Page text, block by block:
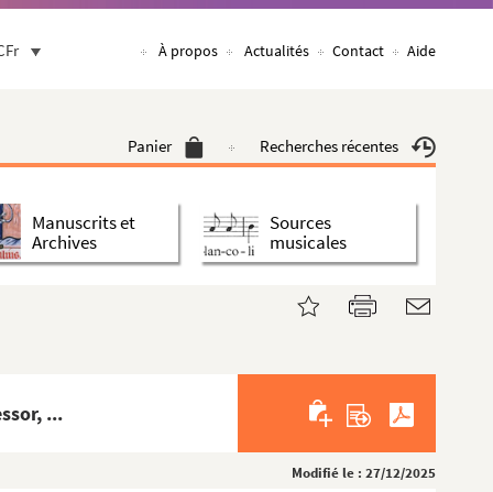
À propos Actualités Contact Aide
Panier Recherches récentes
Manuscrits et
Archives
Sources
musicales
...
Modifié le : 27/12/2025